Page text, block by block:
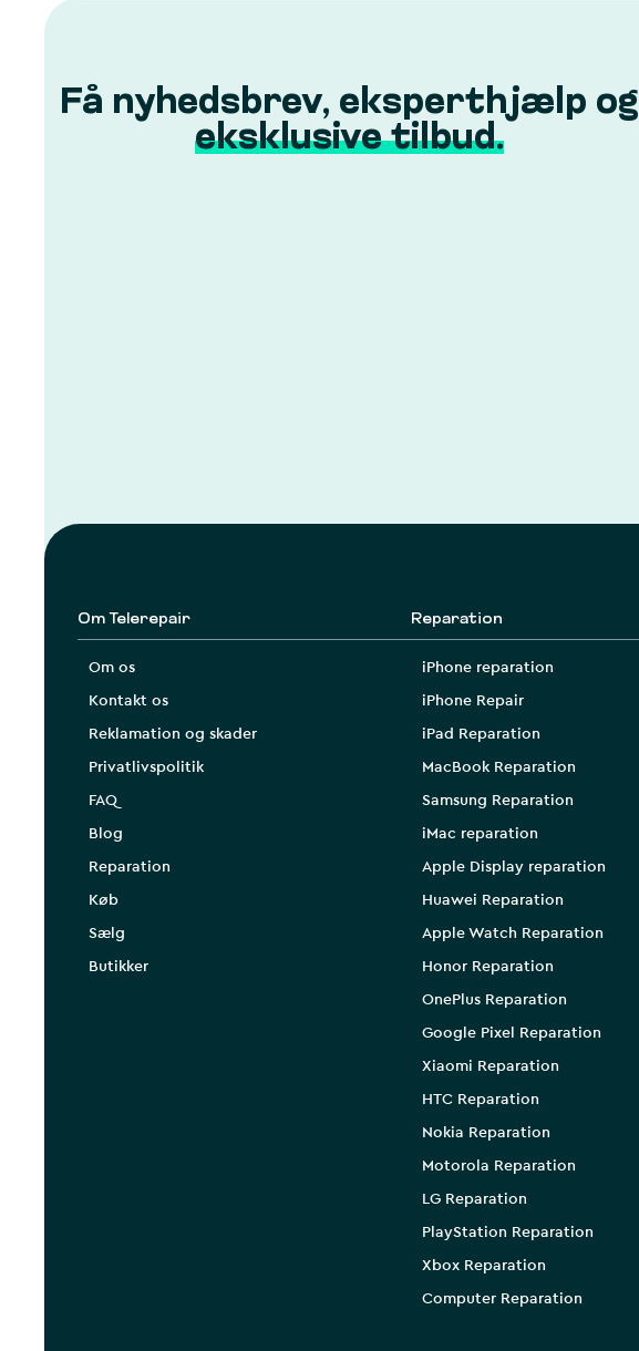
Få nyhedsbrev, eksperthjælp og
eksklusive tilbud.
Om Telerepair
Om os
Kontakt os
Reklamation og skader
Privatlivspolitik
FAQ
Blog
Reparation
Køb
Sælg
Butikker
Reparation
iPhone reparation
iPhone Repair
iPad Reparation
MacBook Reparation
Samsung Reparation
iMac reparation
Apple Display reparation
Huawei Reparation
Apple Watch Reparation
Honor Reparation
OnePlus Reparation
Google Pixel Reparation
Xiaomi Reparation
HTC Reparation
Nokia Reparation
Motorola Reparation
LG Reparation
PlayStation Reparation
Xbox Reparation
Computer Reparation